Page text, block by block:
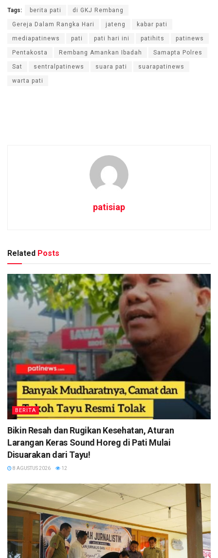
Tags: berita pati di GKJ Rembang
Gereja Dalam Rangka Hari jateng kabar pati
mediapatinews pati pati hari ini patihits patinews
Pentakosta Rembang Amankan Ibadah Samapta Polres
Sat sentralpatinews suara pati suarapatinews
warta pati
patisiap
Related Posts
BERITA
Bikin Resah dan Rugikan Kesehatan, Aturan
Larangan Keras Sound Horeg di Pati Mulai
Disuarakan dari Tayu!
8 AGUSTUS 2026 12